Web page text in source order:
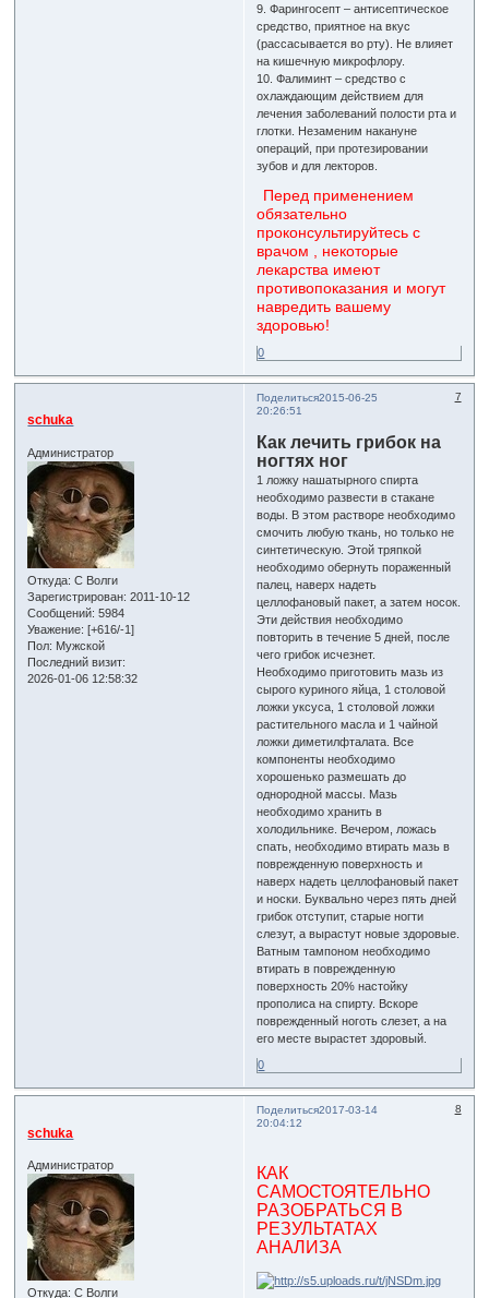
9. Фарингосепт – антисептическое
средство, приятное на вкус
(рассасывается во рту). Не влияет
на кишечную микрофлору.
10. Фалиминт – средство с
охлаждающим действием для
лечения заболеваний полости рта и
глотки. Незаменим накануне
операций, при протезировании
зубов и для лекторов.
Перед применением
обязательно
проконсультируйтесь с
врачом , некоторые
лекарства имеют
противопоказания и могут
навредить вашему
здоровью!
0
Поделиться 7
2015-06-25
20:26:51
schuka
Администратор
Откуда: С Волги
Зарегистрирован: 2011-10-12
Сообщений: 5984
Уважение: [+616/-1]
Пол: Мужской
Последний визит:
2026-01-06 12:58:32
Как лечить грибок на
ногтях ног
1 ложку нашатырного спирта
необходимо развести в стакане
воды. В этом растворе необходимо
смочить любую ткань, но только не
синтетическую. Этой тряпкой
необходимо обернуть пораженный
палец, наверх надеть
целлофановый пакет, а затем носок.
Эти действия необходимо
повторить в течение 5 дней, после
чего грибок исчезнет.
Необходимо приготовить мазь из
сырого куриного яйца, 1 столовой
ложки уксуса, 1 столовой ложки
растительного масла и 1 чайной
ложки диметилфталата. Все
компоненты необходимо
хорошенько размешать до
однородной массы. Мазь
необходимо хранить в
холодильнике. Вечером, ложась
спать, необходимо втирать мазь в
поврежденную поверхность и
наверх надеть целлофановый пакет
и носки. Буквально через пять дней
грибок отступит, старые ногти
слезут, а вырастут новые здоровые.
Ватным тампоном необходимо
втирать в поврежденную
поверхность 20% настойку
прополиса на спирту. Вскоре
поврежденный ноготь слезет, а на
его месте вырастет здоровый.
0
Поделиться 8
2017-03-14
20:04:12
schuka
Администратор
Откуда: С Волги
КАК
САМОСТОЯТЕЛЬНО
РАЗОБРАТЬСЯ В
РЕЗУЛЬТАТАХ
АНАЛИЗА